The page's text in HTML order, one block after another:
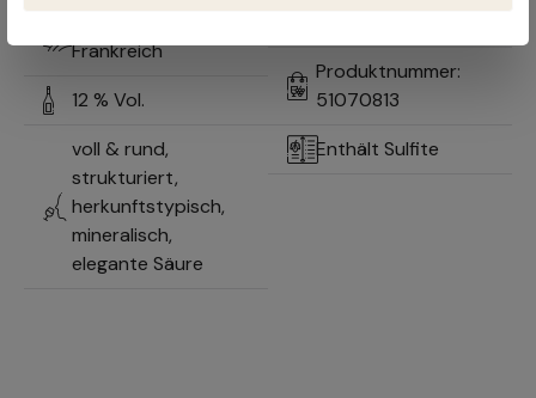
Frankreich
12 % Vol.
voll & rund,
strukturiert,
herkunftstypisch,
mineralisch,
elegante Säure
Produktnummer:
51070813
Enthält Sulfite